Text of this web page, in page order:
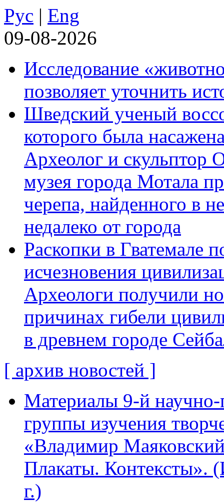
Рус | Eng
09-08-2026
Исследование
позволяет уточнить
Шведский ученый
которого была
Археолог и скульптор
музея города Мотала
черепа, найденного в
недалеко от города
Раскопки в Гватемале
исчезновения
Археологи получили
причинах гибели
в древнем городе
[ архив новостей ]
Материалы 9-й научно-
группы изучения
«Владимир
Плакаты.
г.)